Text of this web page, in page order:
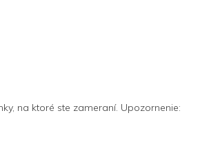
na ktoré ste zameraní. Upozornenie: